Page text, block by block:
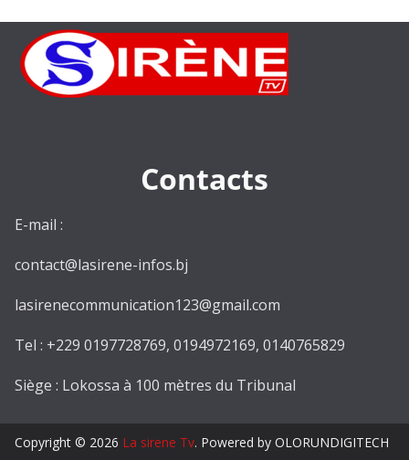
Contacts
E-mail :
contact@lasirene-infos.bj
lasirenecommunication123@gmail.com
Tel : +229 0197728769, 0194972169, 0140765829
Siège : Lokossa à 100 mètres du Tribunal
Copyright © 2026 La sirene Tv. Powered by OLORUNDIGITECH